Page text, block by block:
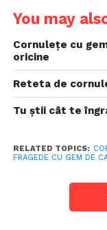
You may
Cornulețe cu
oricine
Reteta de
Tu știi cât te
RELATED TOPICS:
FRAGEDE CU GEM DE